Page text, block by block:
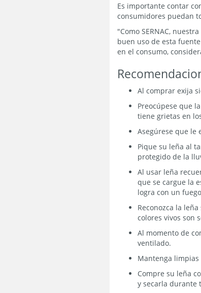
Es importante contar
consumidores puedan
"Como SERNAC,
buen uso de esta
en el consumo,
Al comprar exija
Preocúpese que
tiene grietas en
Asegúrese que le
Pique su leña al
protegido de la
Al usar leña
que se cargue la
logra con un
Reconozca la
colores vivos son
Al momento de
ventilado.
Mantenga
Compre su leña
y secarla durante